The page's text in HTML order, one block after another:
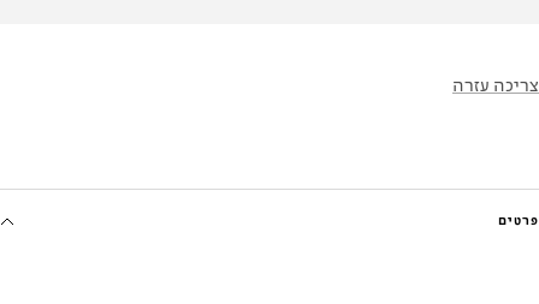
צריכה עזרה
פרטים